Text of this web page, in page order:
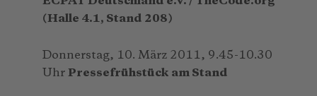
(Halle 4.1, Stand 208)
Donnerstag, 10. März 2011, 9.45-10.30
Uhr Pressefrühstück am Stand